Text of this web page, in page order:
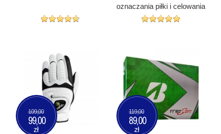
oznaczania piłki i celowania
109,00
99,00
zł
119,00
89,00
zł